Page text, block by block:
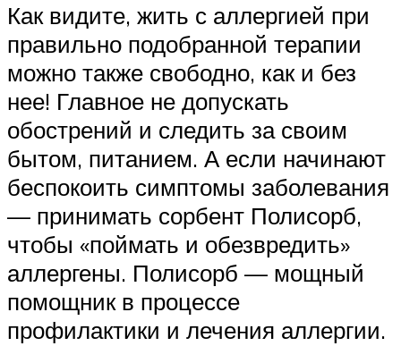
Как видите, жить с аллергией при
правильно подобранной терапии
можно также свободно, как и без
нее! Главное не допускать
обострений и следить за своим
бытом, питанием. А если начинают
беспокоить симптомы заболевания
— принимать сорбент Полисорб,
чтобы «поймать и обезвредить»
аллергены. Полисорб — мощный
помощник в процессе
профилактики и лечения аллергии.